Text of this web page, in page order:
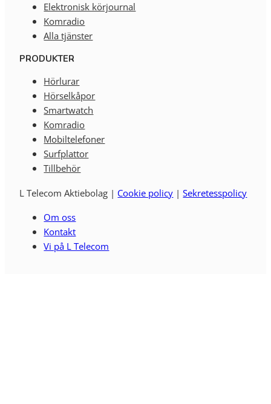
Elektronisk körjournal
Komradio
Alla tjänster
PRODUKTER
Hörlurar
Hörselkåpor
Smartwatch
Komradio
Mobiltelefoner
Surfplattor
Tillbehör
L Telecom Aktiebolag | Cookie policy |Sekretesspolicy
Om oss
Kontakt
Vi på L Telecom